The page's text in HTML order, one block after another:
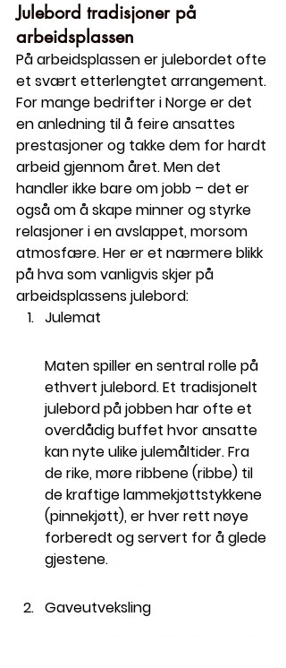
Julebord tradisjoner på
arbeidsplassen
På arbeidsplassen er julebordet ofte
et svært etterlengtet arrangement.
For mange bedrifter i Norge er det
en anledning til å feire ansattes
prestasjoner og takke dem for hardt
arbeid gjennom året. Men det
handler ikke bare om jobb – det er
også om å skape minner og styrke
relasjoner i en avslappet, morsom
atmosfære. Her er et nærmere blikk
på hva som vanligvis skjer på
arbeidsplassens julebord:
Julemat
Maten spiller en sentral rolle på
ethvert julebord. Et tradisjonelt
julebord på jobben har ofte et
overdådig buffet hvor ansatte
kan nyte ulike julemåltider. Fra
de rike, møre ribbene (ribbe) til
de kraftige lammekjøttstykkene
(pinnekjøtt), er hver rett nøye
forberedt og servert for å glede
gjestene.
Gaveutveksling